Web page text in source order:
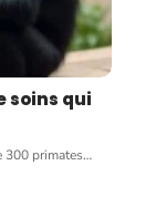
soins qui
300 primates…